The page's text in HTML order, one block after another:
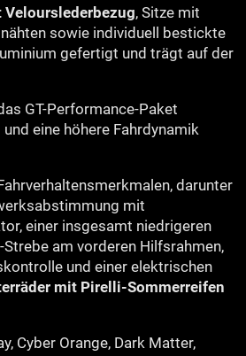
, Sitze mit
sowie individuell bestickte
gefertigt und trägt auf der
GT-Performance-Paket
eine höhere Fahrdynamik
darunter
mit
einer insgesamt niedrigeren
Strebe am vorderen Hilfsrahmen,
und einer elektrischen
mit Pirelli-Sommerreifen
Cyber Orange, Dark Matter,